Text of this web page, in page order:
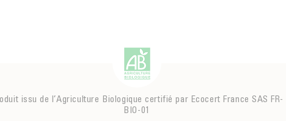
issu de l’Agriculture Biologique certifié par Ecocert France SAS FR-
BIO-01